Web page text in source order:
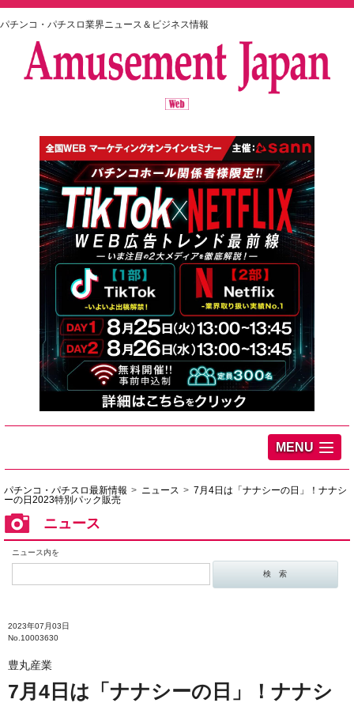
パチンコ・パチスロ業界ニュース＆ビジネス情報
MENU
パチンコ・パチスロ最新情報 ニュース
7月4日は「ナナシーの日」！ナナシ
ーの日2023特別パック販売
ニュース
ニュース内を
2023年07月03日
No.10003630
豊丸産業
7月4日は「ナナシーの日」！ナナシ